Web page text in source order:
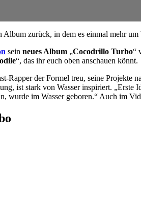
zurück, in dem es einmal mehr um
sein neues Album „Cocodrillo Turbo“
“, das ihr euch oben anschauen könnt.
Rapper der Formel treu, seine Projekte
ist stark von Wasser inspiriert. „Erste
wurde im Wasser geboren.“ Auch im